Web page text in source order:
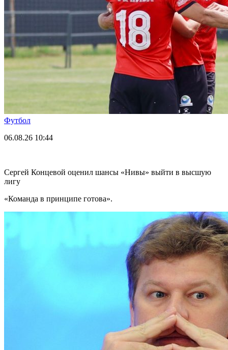
Футбол
06.08.26 10:44
Сергей Концевой оценил шансы «Нивы» выйти в высшую
лигу
«Команда в принципе готова».